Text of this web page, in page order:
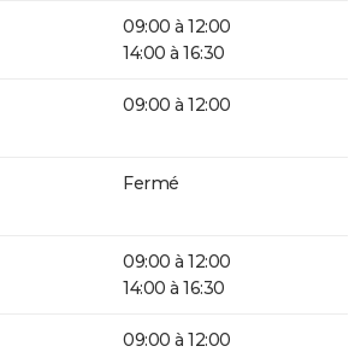
09:00 à 12:00
14:00 à 16:30
09:00 à 12:00
Fermé
09:00 à 12:00
14:00 à 16:30
09:00 à 12:00